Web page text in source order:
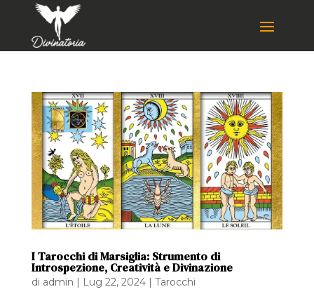
I Tarocchi di Marsiglia: Strumento di
Introspezione, Creatività e Divinazione
di admin Lug 22, 2024| Tarocchi